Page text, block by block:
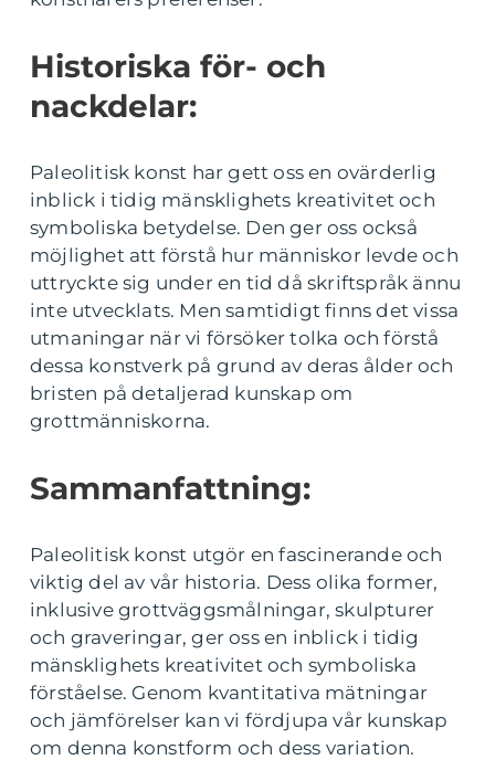
Historiska för- och
nackdelar:
Paleolitisk konst har gett oss en ovärderlig
inblick i tidig mänsklighets kreativitet och
symboliska betydelse. Den ger oss också
möjlighet att förstå hur människor levde och
uttryckte sig under en tid då skriftspråk ännu
inte utvecklats. Men samtidigt finns det vissa
utmaningar när vi försöker tolka och förstå
dessa konstverk på grund av deras ålder och
bristen på detaljerad kunskap om
grottmänniskorna.
Sammanfattning:
Paleolitisk konst utgör en fascinerande och
viktig del av vår historia. Dess olika former,
inklusive grottväggsmålningar, skulpturer
och graveringar, ger oss en inblick i tidig
mänsklighets kreativitet och symboliska
förståelse. Genom kvantitativa mätningar
och jämförelser kan vi fördjupa vår kunskap
om denna konstform och dess variation.